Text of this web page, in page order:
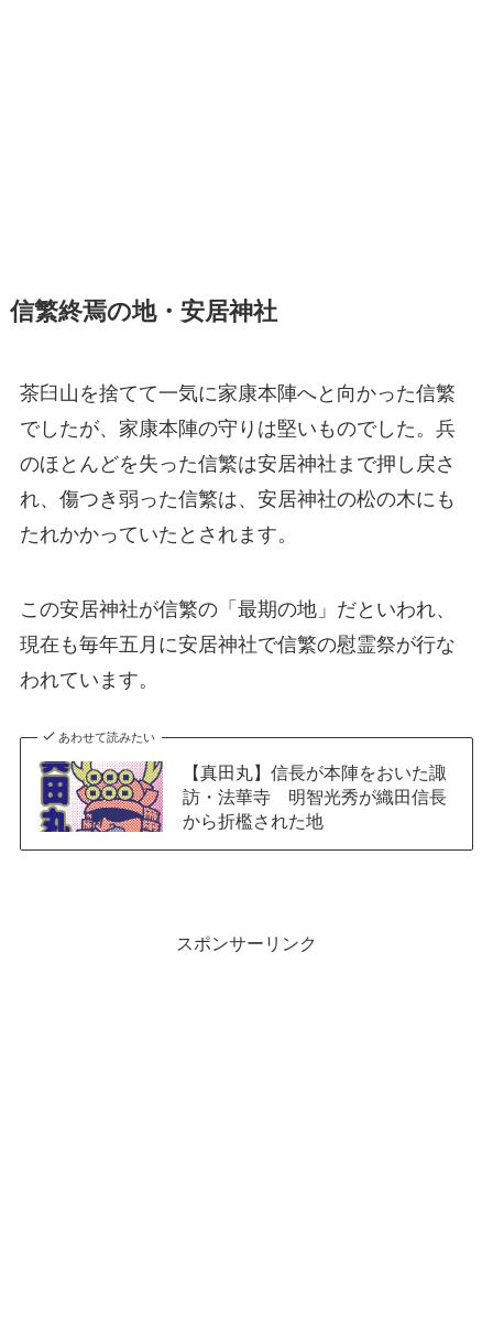
信繁終焉の地・安居神社
茶臼山を捨てて一気に家康本陣へと向かった信繁
でしたが、家康本陣の守りは堅いものでした。兵
のほとんどを失った信繁は安居神社まで押し戻さ
れ、傷つき弱った信繁は、安居神社の松の木にも
たれかかっていたとされます。
この安居神社が信繁の「最期の地」だといわれ、
現在も毎年五月に安居神社で信繁の慰霊祭が行な
われています。
あわせて読みたい
【真田丸】信長が本陣をおいた諏
訪・法華寺 明智光秀が織田信長
から折檻された地
スポンサーリンク